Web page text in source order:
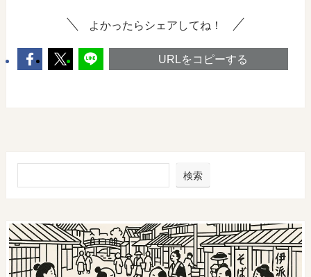
よかったらシェアしてね！
URLをコピーする
検索